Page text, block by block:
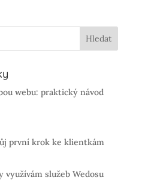
webu: praktický návod
první krok ke klientkám
služeb Wedosu